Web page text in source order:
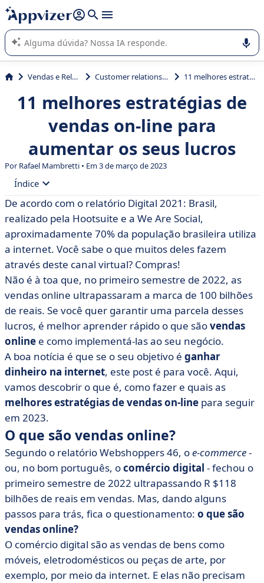
de nossa IA (várias linhas com
A IA do Appvizer o orienta no uso ou na seleção de software
SaaS para sua empresa.
Vendas e Relação com Cliente Customer relationship management (CRM) 11 melhores estratégias de vendas on-line para aumentar os seus lucros
11 melhores estratégias de
vendas on-line para
aumentar os seus lucros
Por Rafael Mambretti • Em 3 de março de 2023
Índice
• O que são vendas online?
• O que é estratégia de vendas online?
• 11 melhores estratégias de vendas online
• Vantagens das técnicas de vendas online
• Eu devo investir em estratégias de venda online?
De acordo com o relatório Digital 2021: Brasil,
realizado pela Hootsuite e a We Are Social,
aproximadamente 70% da população brasileira utiliza
a internet. Você sabe o que muitos deles fazem
através deste canal virtual? Compras!
Não é à toa que, no primeiro semestre de 2022, as
vendas online ultrapassaram a marca de 100 bilhões
de reais. Se você quer garantir uma parcela desses
lucros, é melhor aprender rápido o que sãovendas
online e como implementá-las ao seu negócio.
A boa notícia é que se o seu objetivo é ganhar
dinheiro na internet, este post é para você. Aqui,
vamos descobrir o que é, como fazer e quais as
melhores estratégias de vendas on-line para seguir
em 2023.
O que são vendas online?
Segundo o relatório Webshoppers 46, oe-commerce-
ou, no bom português, ocomércio digital - fechou o
primeiro semestre de 2022 ultrapassando R $118
bilhões de reais em vendas. Mas, dando alguns
passos para trás, fica o questionamento: o que são
vendas online?
O comércio digital são as vendas de bens como
móveis, eletrodomésticos ou peças de arte, por
exemplo, por meio da internet. E elas não precisam